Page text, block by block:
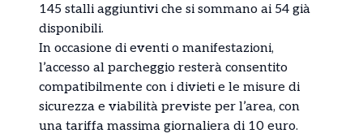
145 stalli aggiuntivi che si sommano ai 54 già
disponibili.
In occasione di eventi o manifestazioni,
l’accesso al parcheggio resterà consentito
compatibilmente con i divieti e le misure di
sicurezza e viabilità previste per l’area, con
una tariffa massima giornaliera di 10 euro.